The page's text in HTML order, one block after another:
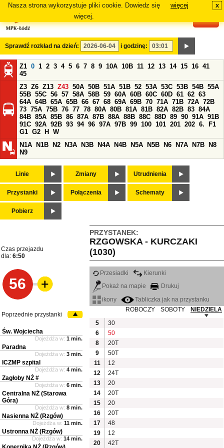
Nasza strona wykorzystuje pliki cookie. Dowiedz się
więcej.
więcej x
Sprawdź rozkład na dzień: i godzinę:
Z1 0 1 2 3 4 5 6 7 8 9 10A 10B 11 12 13 14 15 16 41
45
Z3 Z6 Z13 Z43 50A 50B 51A 51B 52 53A 53C 53B 54B 55A
55B 55C 56 57 58A 58B 59 60A 60B 60C 60D 61 62 63
64A 64B 65A 65B 66 67 68 69A 69B 70 71A 71B 72A 72B
73 75A 75B 76 77 78 80A 80B 81A 81B 82A 82B 83 84A
84B 85A 85B 86 87A 87B 88A 88B 88C 88D 89 90 91A 91B
91C 92A 92B 93 94 96 97A 97B 99 100 101 201 202 6.
F1
G1 G2 H
W
N1A
N1B N2 N3A N3B N4A N4B N5A N5B N6 N7A N7B
N8
N9
Linie Zmiany Utrudnienia
Przystanki Połączenia Schematy
Pobierz
PRZYSTANEK:
RZGOWSKA - KURCZAKI
(1030)
Czas przejazdu
dla: 6:50
56
Przesiadki
Kierunki
Pokaż na mapie
Drukuj
ikony
Tabliczka jak na przystanku
ROBOCZY
SOBOTY
NIEDZIELA
5
30
6
50
8
20T
9
50T
11
12
12
24T
13
20
14
20T
15
20
16
20T
17
48
19
12
20
42T
Poprzednie przystanki
Św. Wojciecha
Dojeżdża w: 1 min.
Paradna
Dojeżdża w: 3 min.
ICZMP szpital
Dojeżdża w: 4 min.
Zagłoby NŻ #
Dojeżdża w: 6 min.
Centralna NŻ (Starowa
Góra)
Dojeżdża w: 8 min.
Nasienna NŻ (Rzgów)
Dojeżdża w: 11 min.
Ustronna NŻ (Rzgów)
Dojeżdża w: 14 min.